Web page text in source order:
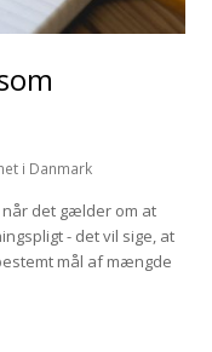
i Danmark
det gælder om at
- det vil sige, at
mål af mængde